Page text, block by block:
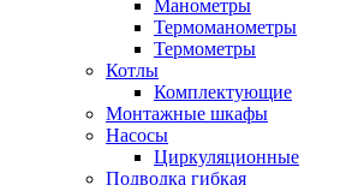
Манометры
Термоманометры
Термометры
Котлы
Комплектующие
Монтажные шкафы
Насосы
Циркуляционные
Подводка гибкая